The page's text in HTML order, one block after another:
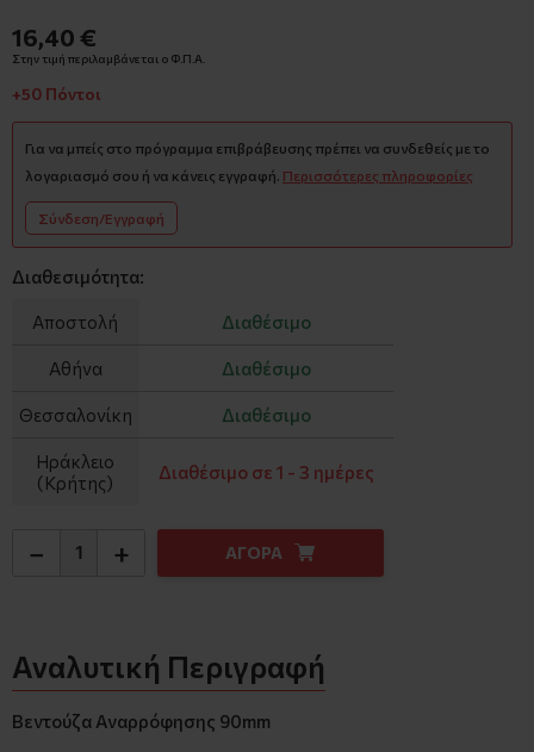
16,40 €
Στην τιμή περιλαμβάνεται ο Φ.Π.Α.
+50 Πόντοι
Για να μπείς στο πρόγραμμα επιβράβευσης πρέπει να συνδεθείς με το
λογαριασμό σου ή να κάνεις εγγραφή. Περισσότερες πληροφορίες
Σύνδεση/Εγγραφή
Διαθεσιμότητα:
Αποστολή Διαθέσιμο
Αθήνα Διαθέσιμο
Θεσσαλονίκη Διαθέσιμο
Ηράκλειο
(Κρήτης)
Διαθέσιμο σε 1 - 3 ημέρες
− + ΑΓΟΡΑ
Αναλυτική Περιγραφή
Βεντούζα Αναρρόφησης 90mm